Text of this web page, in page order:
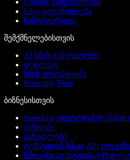
Edge გაფართოება
ჩამოტვირთვა
შემქმნელებისთვის
AI ხმის გენერატორი
დუბლაჟი
ხმის კლონირება
Speechify Work
ბიზნესისთვის
Speechify
გუნდები
განათლება
ტექსტიდან ხმად API
ხმოვანი აგენტების API